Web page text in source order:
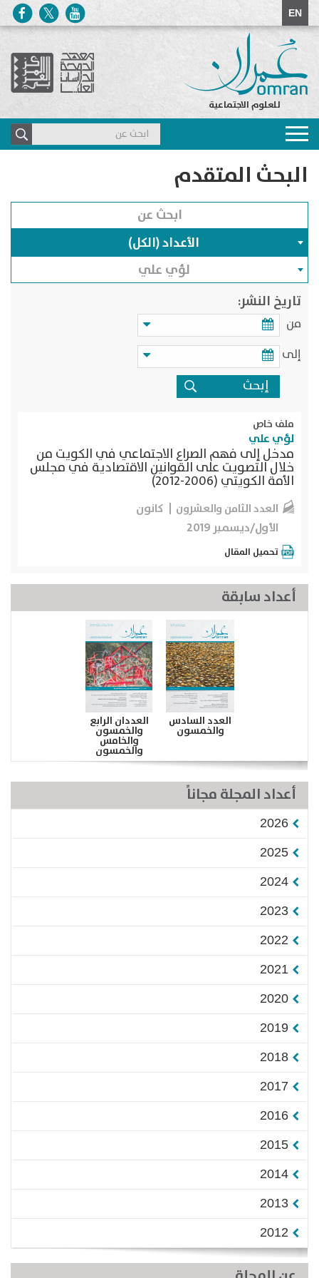
EN
للعلوم الاجتماعية
Toggle
navigation
البحث المتقدم
الأعداد (الكل)
لؤي علي
تاريخ النشر:
من
إلى
ملف خاص
لؤي علي
مدخل إلى فهم الصراع الاجتماعي في الكويت من
خلال التصويت على القوانين الاقتصادية في مجلس
الأمة الكويتي (2006-2012)
العدد الثامن والعشرون
كانون
الأول/ديسمبر 2019
تحميل المقال
أعداد سابقة
العدد السادس
والخمسون
العددان الرابع
والخمسون
والخامس
والخمسون
أعداد المجلة مجاناً
2026
2025
2024
2023
2022
2021
2020
2019
2018
2017
2016
2015
2014
2013
2012